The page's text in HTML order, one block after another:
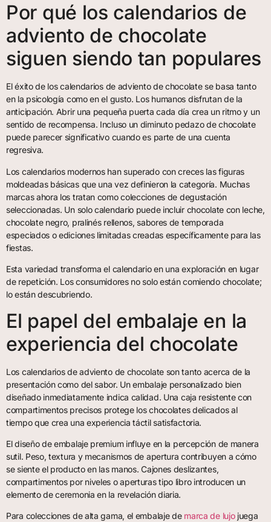
Por qué los calendarios de
adviento de chocolate
siguen siendo tan populares
El éxito de los calendarios de adviento de chocolate se basa tanto
en la psicología como en el gusto. Los humanos disfrutan de la
anticipación. Abrir una pequeña puerta cada día crea un ritmo y un
sentido de recompensa. Incluso un diminuto pedazo de chocolate
puede parecer significativo cuando es parte de una cuenta
regresiva.
Los calendarios modernos han superado con creces las figuras
moldeadas básicas que una vez definieron la categoría. Muchas
marcas ahora los tratan como colecciones de degustación
seleccionadas. Un solo calendario puede incluir chocolate con leche,
chocolate negro, pralinés rellenos, sabores de temporada
especiados o ediciones limitadas creadas específicamente para las
fiestas.
Esta variedad transforma el calendario en una exploración en lugar
de repetición. Los consumidores no solo están comiendo chocolate;
lo están descubriendo.
El papel del embalaje en la
experiencia del chocolate
Los calendarios de adviento de chocolate son tanto acerca de la
presentación como del sabor. Un embalaje personalizado bien
diseñado inmediatamente indica calidad. Una caja resistente con
compartimentos precisos protege los chocolates delicados al
tiempo que crea una experiencia táctil satisfactoria.
El diseño de embalaje premium influye en la percepción de manera
sutil. Peso, textura y mecanismos de apertura contribuyen a cómo
se siente el producto en las manos. Cajones deslizantes,
compartimentos por niveles o aperturas tipo libro introducen un
elemento de ceremonia en la revelación diaria.
Para colecciones de alta gama, el embalaje de marca de lujojuega